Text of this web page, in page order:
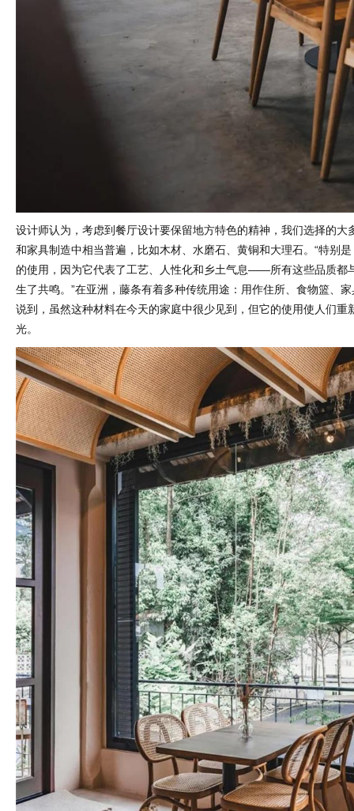
设计师认为，考虑到餐厅设计要保留地方特色的精神，我们选择的大
和家具制造中相当普遍，比如木材、水磨石、黄铜和大理石。“特别
的使用，因为它代表了工艺、人性化和乡土气息——所有这些品质都
生了共鸣。”在亚洲，藤条有着多种传统用途：用作住所、食物篮、
说到，虽然这种材料在今天的家庭中很少见到，但它的使用使人们重
光。